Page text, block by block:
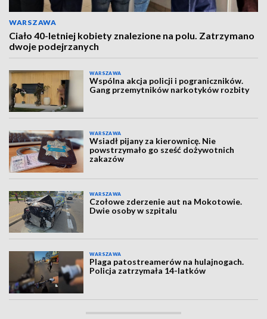
WARSZAWA
Ciało 40-letniej kobiety znalezione na polu. Zatrzymano
dwoje podejrzanych
WARSZAWA
Wspólna akcja policji i pograniczników.
Gang przemytników narkotyków rozbity
WARSZAWA
Wsiadł pijany za kierownicę. Nie
powstrzymało go sześć dożywotnich
zakazów
WARSZAWA
Czołowe zderzenie aut na Mokotowie.
Dwie osoby w szpitalu
WARSZAWA
Plaga patostreamerów na hulajnogach.
Policja zatrzymała 14-latków